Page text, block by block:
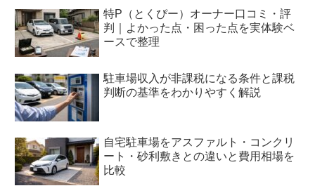
特P（とくぴー）オーナー口コミ・評
判｜よかった点・困った点を実体験ベ
ースで整理
駐車場収入が非課税になる条件と課税
判断の基準をわかりやすく解説
自宅駐車場をアスファルト・コンクリ
ート・砂利敷きとの違いと費用相場を
比較